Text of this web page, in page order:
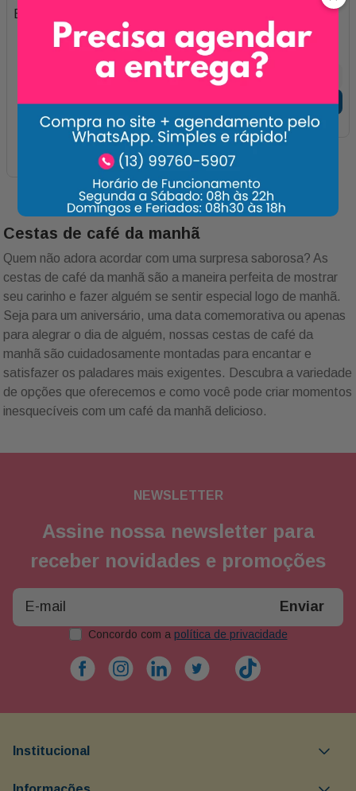
Bombons [esgotado]
5 x deR$ 98
Adicionar
Cestas de café da manhã
Quem não adora acordar com uma surpresa saborosa? As
cestas de café da manhã são a maneira perfeita de mostrar
seu carinho e fazer alguém se sentir especial logo de manhã.
Seja para um aniversário, uma data comemorativa ou apenas
para alegrar o dia de alguém, nossas cestas de café da
manhã são cuidadosamente montadas para encantar e
satisfazer os paladares mais exigentes. Descubra a variedade
de opções que oferecemos e como você pode criar momentos
inesquecíveis com um café da manhã delicioso.
NEWSLETTER
Assine nossa newsletter para
receber novidades e promoções
Enviar
Concordo com a política de privacidade
Institucional